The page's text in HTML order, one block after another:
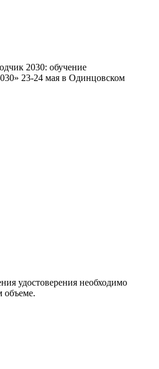
2030: обучение
23-24 мая в Одинцовском
удостоверения необходимо
объеме.